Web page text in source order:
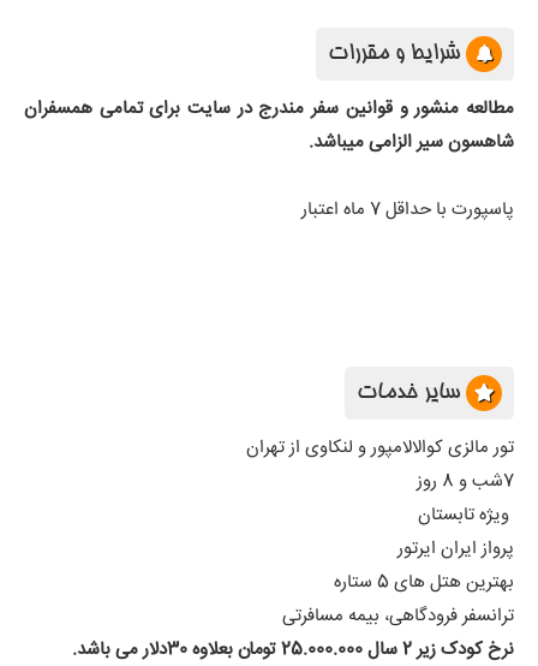
شرایط و مقررات
مطالعه منشور و قوانین سفر مندرج در سایت برای تمامی همسفران
شاهسون سیر الزامی میباشد.
پاسپورت با حداقل 7 ماه اعتبار
سایر خدمات
تور مالزی کوالالامپور و لنکاوی از تهران
7شب و 8 روز
ویژه تابستان
پرواز ایران ایرتور
بهترین هتل های 5 ستاره
ترانسفر فرودگاهی، بیمه مسافرتی
نرخ کودک زیر 2 سال 25.000.000
تومان بعلاوه 30دلار می باشد.